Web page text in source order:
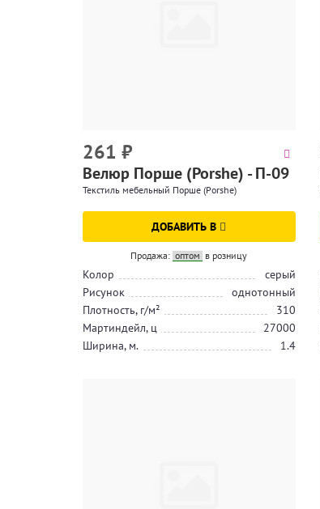
261 ₽
Велюр Порше (Porshe) - П-09
Текстиль мебельный Порше (Porshe)
ДОБАВИТЬ В
Продажа: оптом в розницу
Колор
серый
Рисунок
однотонный
Плотность, г/м²
310
Мартиндейл, ц
27000
Ширина, м.
1.4